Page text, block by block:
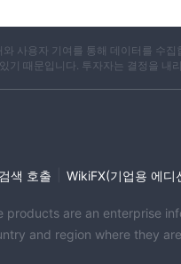
의 예로는 비트코인(btc), 이
수 있는 외환 시장에 대한 액
예로는 eur/usd, gbp/jpy,
자가 유형 상품의 가격 변동
기회를 제공합니다. 트레이더
션(msft), amazon.com inc.
한 주식 시장 지수에 대한 거
사용자 기여를 통해 데이터를 수
기 때문입니다. 투자자는 결정을
검색 호출 WikiFX(기업용 에디
are an enterprise
and region where they